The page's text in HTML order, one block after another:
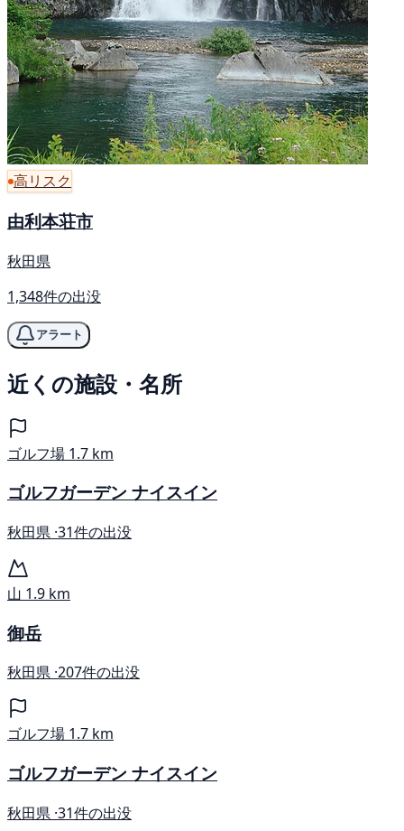
高リスク
由利本荘市
秋田県
1,348件の出没
アラート
近くの施設・名所
ゴルフ場 1.7 km
ゴルフガーデン ナイスイン
秋田県 ·31件の出没
山 1.9 km
御岳
秋田県 ·207件の出没
ゴルフ場 1.7 km
ゴルフガーデン ナイスイン
秋田県 ·31件の出没